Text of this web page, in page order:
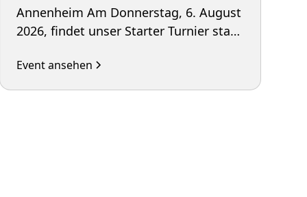
Annenheim Am Donnerstag, 6. August
2026, findet unser Starter Turnier statt
erste Turniererfahrungen sammeln
möchten und Lust auf spannende
Event ansehen